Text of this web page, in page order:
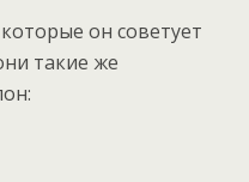
он советует
такие же